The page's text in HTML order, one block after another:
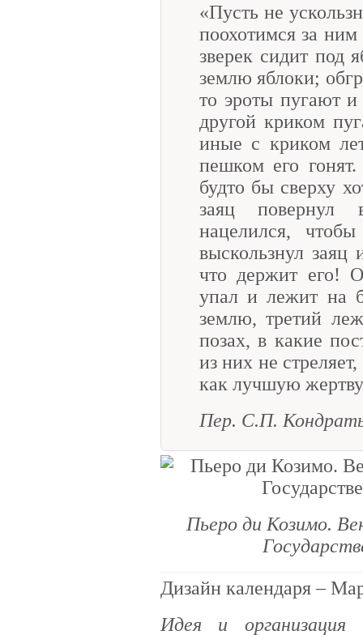
«Пусть не
поохотимся за
зверек сидит под
землю яблоки;
то эроты пугают
другой криком
иные с криком
пешком его
будто бы сверху
заяц повернул
нацелился,
выскользнул
что держит его!
упал и лежит на
землю, третий
позах, в какие
из них не
как лучшую
Пер. С.П.
Пьеро ди Козимо.
Дизайн календаря –
Идея и